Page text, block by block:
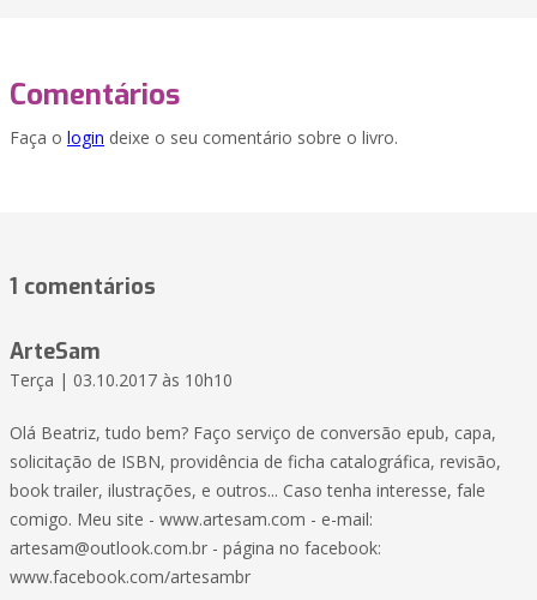
Comentários
Faça o login deixe o seu comentário sobre o livro.
1 comentários
ArteSam
Terça | 03.10.2017 às 10h10
Olá Beatriz, tudo bem? Faço serviço de conversão epub, capa,
solicitação de ISBN, providência de ficha catalográfica, revisão,
book trailer, ilustrações, e outros... Caso tenha interesse, fale
comigo. Meu site - www.artesam.com - e-mail:
artesam@outlook.com.br - página no facebook:
www.facebook.com/artesambr